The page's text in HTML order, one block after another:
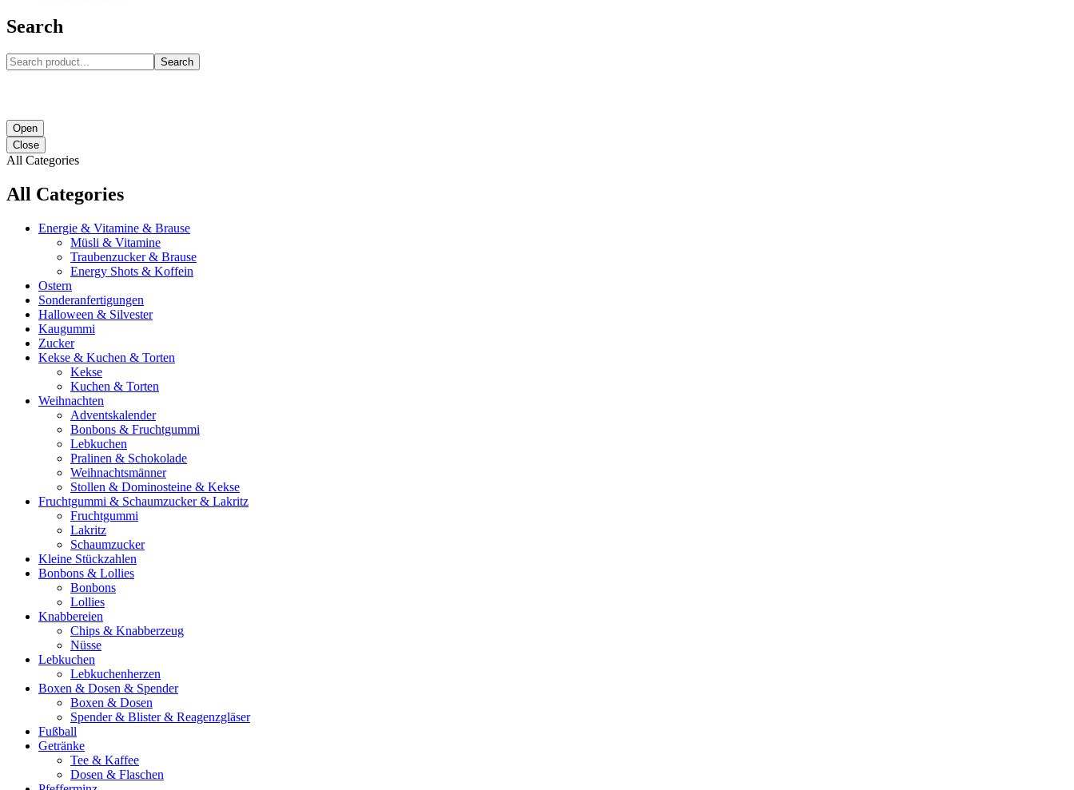
Search
Search
Open
Close
All Categories
All Categories
Energie & Vitamine & Brause
Müsli & Vitamine
Traubenzucker & Brause
Energy Shots & Koffein
Ostern
Sonderanfertigungen
Halloween & Silvester
Kaugummi
Zucker
Kekse & Kuchen & Torten
Kekse
Kuchen & Torten
Weihnachten
Adventskalender
Bonbons & Fruchtgummi
Lebkuchen
Pralinen & Schokolade
Weihnachtsmänner
Stollen & Dominosteine & Kekse
Fruchtgummi & Schaumzucker & Lakritz
Fruchtgummi
Lakritz
Schaumzucker
Kleine Stückzahlen
Bonbons & Lollies
Bonbons
Lollies
Knabbereien
Chips & Knabberzeug
Nüsse
Lebkuchen
Lebkuchenherzen
Boxen & Dosen & Spender
Boxen & Dosen
Spender & Blister & Reagenzgläser
Fußball
Getränke
Tee & Kaffee
Dosen & Flaschen